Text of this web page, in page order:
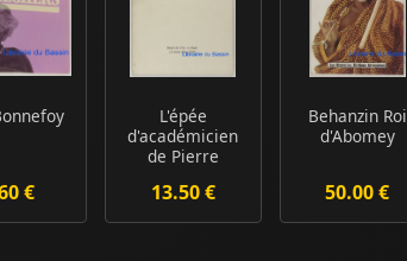
€
L'épée
d'académicien
de Pierre
13.50 €
Behanzin Roi
d'Abomey
50.00 €